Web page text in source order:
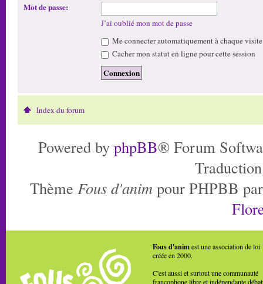
Mot de passe:
J’ai oublié mon mot de passe
Me connecter automatiquement à chaque visite
Cacher mon statut en ligne pour cette session
Index du forum
Powered by phpBB® Forum
Thème Fous d'anim pour PHPBB
Fous d'animest une association de loi
créée en 2000.
C'est aussi et surtout une communauté
francophone libre et indépendante